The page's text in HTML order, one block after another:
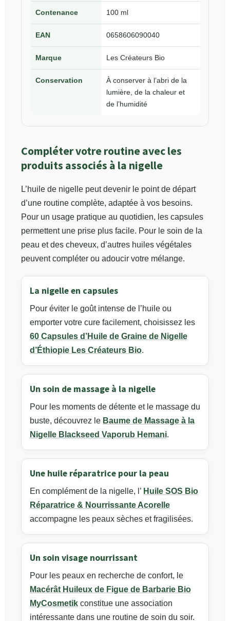
Contenance 100 ml
EAN 0658606090040
Marque Les Créateurs Bio
Conservation
À conserver à l’abri de la
lumière, de la chaleur et
de l’humidité
Compléter votre routine avec les
produits associés à la nigelle
L’huile de nigelle peut devenir le point de départ
d’une routine complète, adaptée à vos besoins.
Pour un usage pratique au quotidien, les capsules
permettent une prise plus facile. Pour le soin de la
peau et des cheveux, d’autres huiles végétales
peuvent compléter ou adoucir votre mélange.
La nigelle en capsules
Pour éviter le goût intense de l’huile ou
emporter votre cure facilement, choisissez les
60 Capsules d’Huile de Graine de Nigelle
d’Éthiopie Les Créateurs Bio.
Un soin de massage à la nigelle
Pour les moments de détente et le massage du
buste, découvrez le Baume de Massage à la
Nigelle Blackseed Vaporub Hemani.
Une huile réparatrice pour la peau
En complément de la nigelle, l’ Huile SOS Bio
Réparatrice & Nourrissante Acorelle
accompagne les peaux sèches et fragilisées.
Un soin visage nourrissant
Pour les peaux en recherche de confort, le
Macérât Huileux de Figue de Barbarie Bio
MyCosmetik constitue une association
intéressante dans une routine de soin du soir.